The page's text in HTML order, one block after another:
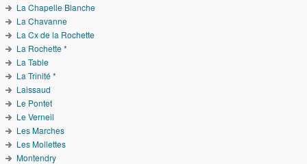
La Chapelle Blanche
La Chavanne
La Cx de la Rochette
La Rochette *
La Table
La Trinité *
Laissaud
Le Pontet
Le Verneil
Les Marches
Les Mollettes
Montendry